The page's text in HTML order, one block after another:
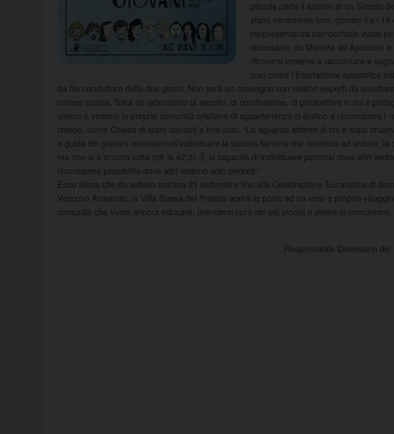
piccola parte il sapore di un Sinodo
siano veramente loro, giovani tra i
rappresentanza parrocchiale vuole
diocesano, da Marotta ad Apecchio
ritrovarsi insieme a raccontare e
così come l’Esortazione apostolica
da filo conduttore della due giorni. Non sarà un convegno con relatori esperti da
campo scuola. Sarà un laboratorio di ascolto, di condivisione, di prospettive in cui il
vivono e vedono le proprie comunità cristiane di appartenenza ci aiutino a riconoscere i
chiede, come Chiesa di stare davanti a loro così: “Lo sguardo attento di chi è stato
e guida dei giovani consiste nell’individuare la piccola fiamma che continua ad ardere,
ma non si è ancora rotta (cfr Is 42,3). È la capacità di individuare percorsi dove altri
riconoscere possibilità dove altri vedono solo pericoli.”
Ecco allora che da sabato mattina 21 settembre fino alla Celebrazione Eucaristica di
Vescovo Armando, la Villa Bassa del Prelato aprirà le porte ad un vero e proprio
comunità che vuole ancora educare, prendersi cura dei più piccoli e vivere in comunione.
Responsabile Diocesano